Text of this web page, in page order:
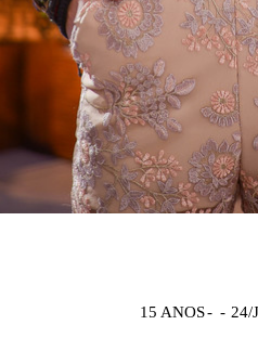
15 ANOS 24/